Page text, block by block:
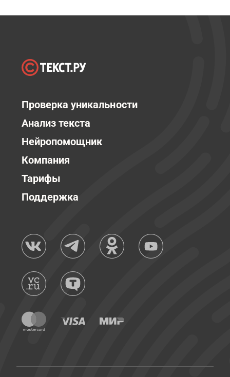
Проверка уникальности
Анализ текста
Нейропомощник
Компания
Тарифы
Поддержка